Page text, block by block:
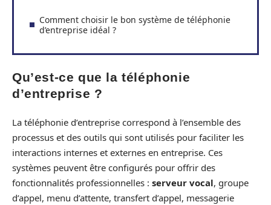
Comment choisir le bon système de téléphonie
d’entreprise idéal ?
Qu’est-ce que la téléphonie
d’entreprise ?
La téléphonie d’entreprise correspond à l’ensemble des
processus et des outils qui sont utilisés pour faciliter les
interactions internes et externes en entreprise. Ces
systèmes peuvent être configurés pour offrir des
fonctionnalités professionnelles : serveur vocal, groupe
d’appel, menu d’attente, transfert d’appel, messagerie